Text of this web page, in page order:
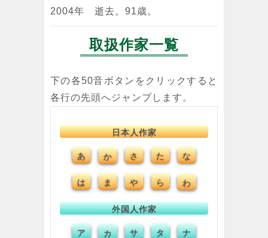
2004年 逝去。91歳。
取扱作家一覧
下の各50音ボタンをクリックすると
各行の先頭へジャンプします。
日本人作家
あ か さ た な
は ま や ら わ
外国人作家
ア カ サ タ ナ